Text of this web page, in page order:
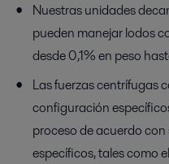
Nuestras unidades
pueden manejar lodos
desde 0,1% en peso
Las fuerzas centrífugas
configuración
proceso de acuerdo
específicos, tales como